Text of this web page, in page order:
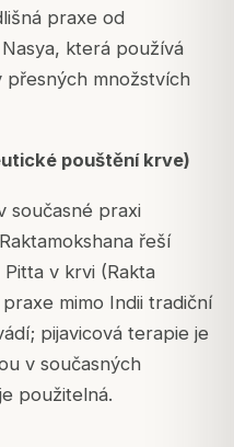
praxe od
která používá
množstvích
pouštění krve)
současné praxi
řeší
v krvi (Rakta
mimo Indii tradiční
pijavicová terapie je
v současných
použitelná.